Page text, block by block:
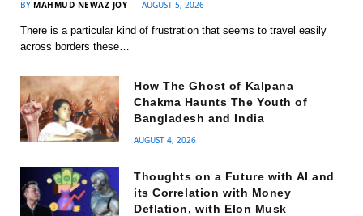
BY MAHMUD NEWAZ JOY AUGUST 5, 2026
There is a particular kind of frustration that seems to travel easily
across borders these…
How The Ghost of Kalpana
Chakma Haunts The Youth of
Bangladesh and India
AUGUST 4, 2026
Thoughts on a Future with AI and
its Correlation with Money
Deflation, with Elon Musk